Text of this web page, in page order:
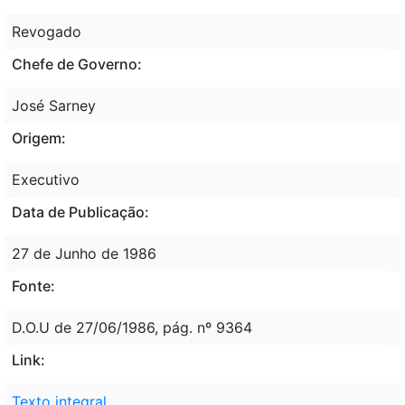
Revogado
Chefe de Governo:
José Sarney
Origem:
Executivo
Data de Publicação:
27 de Junho de 1986
Fonte:
D.O.U de 27/06/1986, pág. nº 9364
Link:
Texto integral